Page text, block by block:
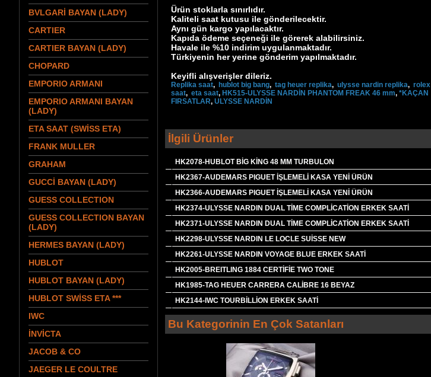
BVLGARİ BAYAN (LADY)
CARTIER
CARTIER BAYAN (LADY)
CHOPARD
EMPORIO ARMANI
EMPORIO ARMANI BAYAN
(LADY)
ETA SAAT (SWİSS ETA)
FRANK MULLER
GRAHAM
GUCCİ BAYAN (LADY)
GUESS COLLECTION
GUESS COLLECTION BAYAN
(LADY)
HERMES BAYAN (LADY)
HUBLOT
HUBLOT BAYAN (LADY)
HUBLOT SWİSS ETA ***
IWC
İNVİCTA
JACOB & CO
JAEGER LE COULTRE
Ürün stoklarla sınırlıdır.
Kaliteli saat kutusu ile gönderilecektir.
Aynı gün kargo yapılacaktır.
Kapıda ödeme seçeneği ile görerek alabilirsiniz.
Havale ile %10 indirim uygulanmaktadır.
Türkiyenin her yerine gönderim yapılmaktadır.
Keyifli alışverişler dileriz.
Replika saat, hublot big bang, tag heuer replika, ulysse nardin replika, rolex
saat, eta saat, HK515-ULYSSE NARDİN PHANTOM FREAK 46 mm, *KAÇAN
FIRSATLAR, ULYSSE NARDİN
İlgili Ürünler
HK2078-HUBLOT BİG KİNG 48 MM TURBULON
HK2367-AUDEMARS PIGUET İŞLEMELİ KASA YENİ ÜRÜN
HK2366-AUDEMARS PIGUET İŞLEMELİ KASA YENİ ÜRÜN
HK2374-ULYSSE NARDIN DUAL TİME COMPLİCATİON ERKEK SAATİ
HK2371-ULYSSE NARDIN DUAL TİME COMPLİCATİON ERKEK SAATİ
HK2298-ULYSSE NARDIN LE LOCLE SUİSSE NEW
HK2261-ULYSSE NARDIN VOYAGE BLUE ERKEK SAATİ
HK2005-BREITLING 1884 CERTİFİE TWO TONE
HK1985-TAG HEUER CARRERA CALİBRE 16 BEYAZ
HK2144-IWC TOURBİLLİON ERKEK SAATİ
Bu Kategorinin En Çok Satanları